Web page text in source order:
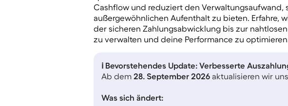
Cashflow und reduziert den Verwaltungsaufwand,
außergewöhnlichen Aufenthalt zu bieten. Erfahre,
der sicheren Zahlungsabwicklung bis zur
zu verwalten und deine Performance zu
ℹ️ Bevorstehendes Update: Verbesserte
Ab dem 28. September 2026 aktualisieren wir
Was sich ändert: